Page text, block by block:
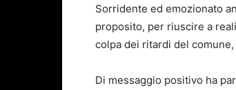
Sorridente ed emozionato
proposito, per riuscire a
colpa dei ritardi del
Di messaggio positivo ha